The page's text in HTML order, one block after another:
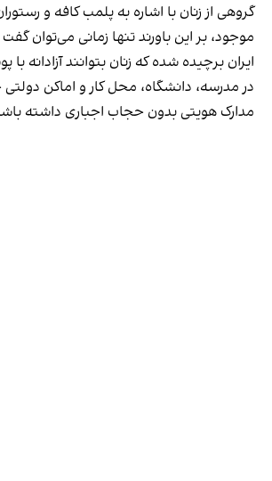
گروهی از زنان با اشاره به پلمب کافه و
موجود، بر این باورند تنها زمانی می‌توان
ایران برچیده شده که زنان بتوانند آزادانه
در مدرسه، دانشگاه، محل کار و اماکن
مدارک هویتی بدون حجاب اجباری داشته